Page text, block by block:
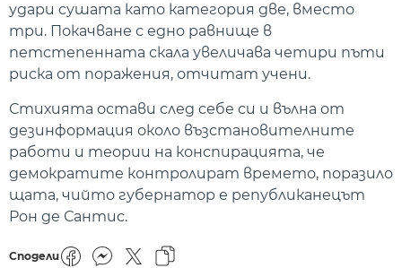
удари сушата като категория две, вместо
три. Покачване с едно равнище в
петстепенната скала увеличава четири пъти
риска от поражения, отчитат учени.
Стихията остави след себе си и вълна от
дезинформация около възстановителните
работи и теории на конспирацията, че
демократите контролират времето, поразило
щата, чийто губернатор е републиканецът
Рон де Сантис.
Сподели